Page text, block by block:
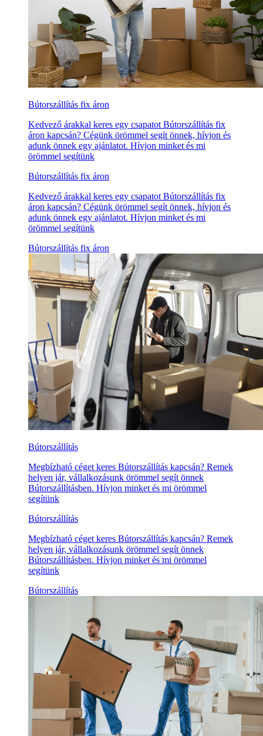
Bútorszállítás fix áron
Kedvező árakkal keres egy csapatot Bútorszállítás fix
áron kapcsán? Cégünk örömmel segít önnek, hívjon és
adunk önnek egy ajánlatot. Hívjon minket és mi
örömmel segítünk
Bútorszállítás fix áron
Kedvező árakkal keres egy csapatot Bútorszállítás fix
áron kapcsán? Cégünk örömmel segít önnek, hívjon és
adunk önnek egy ajánlatot. Hívjon minket és mi
örömmel segítünk
Bútorszállítás fix áron
Bútorszállítás
Megbízható céget keres Bútorszállítás kapcsán? Remek
helyen jár, vállalkozásunk örömmel segít önnek
Bútorszállításben. Hívjon minket és mi örömmel
segítünk
Bútorszállítás
Megbízható céget keres Bútorszállítás kapcsán? Remek
helyen jár, vállalkozásunk örömmel segít önnek
Bútorszállításben. Hívjon minket és mi örömmel
segítünk
Bútorszállítás